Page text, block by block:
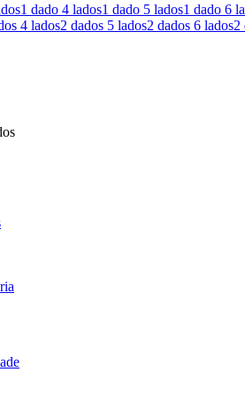
1 dado 4 lados1 dado 5 lados1 dado 6
4 lados2 dados 5 lados2 dados 6 lados2